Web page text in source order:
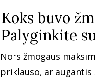
Koks buvo
Palyginkite
Nors žmogaus
priklauso, ar augantis